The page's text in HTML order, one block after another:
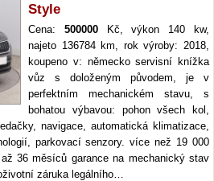
Style
Cena: 500000Kč, výkon 140 kw,
najeto 136784 km, rok výroby: 2018,
koupeno v: německo servisní knížka
vůz s doloženým původem, je v
perfektním mechanickém stavu, s
bohatou výbavou: pohon všech kol,
navigace, automatická klimatizace,
parkovací senzory. více než 19 000
36 měsíců garance na mechanický stav
záruka legálního…